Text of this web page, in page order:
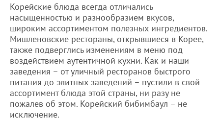
Корейские блюда всегда отличались
насыщенностью и разнообразием вкусов,
широким ассортиментом полезных ингредиентов.
Мишленовские рестораны, открывшиеся в Корее,
также подверглись изменениям в меню под
воздействием аутентичной кухни. Как и наши
заведения – от уличный ресторанов быстрого
питания до элитных заведений – пустили в свой
ассортимент блюда этой страны, ни разу не
пожалев об этом. Корейский бибимбаул – не
исключение.